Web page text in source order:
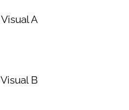
Visual A
Visual B